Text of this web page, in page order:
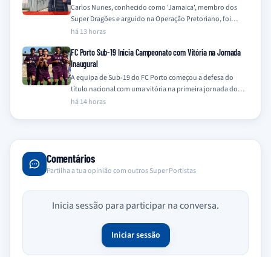
Carlos Nunes, conhecido como 'Jamaica', membro dos
Super Dragões e arguido na Operação Pretoriano, foi
encontrado morto na sua residência este sábado,…
há 13 horas
FC Porto Sub-19 Inicia Campeonato com Vitória na Jornada
Inaugural
A equipa de Sub-19 do FC Porto começou a defesa do
título nacional com uma vitória na primeira jornada do
Campeonato Nacional…
há 14 horas
Comentários
Partilha a tua opinião com outros Super Portistas
Inicia sessão para participar na conversa.
Iniciar sessão